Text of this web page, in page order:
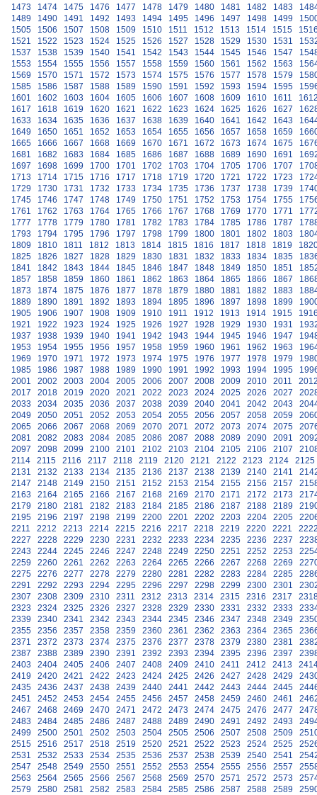
1473
1474 1475 1476 1477 1478 1479 1480 1481 1482 1483
1489
1490 1491 1492 1493 1494 1495 1496 1497 1498 1499
1505
1506 1507 1508 1509 1510 1511 1512 1513 1514 1515
1521
1522 1523 1524 1525 1526 1527 1528 1529 1530 1531
1537
1538 1539 1540 1541 1542 1543 1544 1545 1546 1547
1553
1554 1555 1556 1557 1558 1559 1560 1561 1562 1563
1569
1570 1571 1572 1573 1574 1575 1576 1577 1578 1579
1585
1586 1587 1588 1589 1590 1591 1592 1593 1594 1595
1601
1602 1603 1604 1605 1606 1607 1608 1609 1610 1611
1617
1618 1619 1620 1621 1622 1623 1624 1625 1626 1627
1633
1634 1635 1636 1637 1638 1639 1640 1641 1642 1643
1649
1650 1651 1652 1653 1654 1655 1656 1657 1658 1659
1665
1666 1667 1668 1669 1670 1671 1672 1673 1674 1675
1681
1682 1683 1684 1685 1686 1687 1688 1689 1690 1691
1697
1698 1699 1700 1701 1702 1703 1704 1705 1706 1707
1713
1714 1715 1716 1717 1718 1719 1720 1721 1722 1723
1729
1730 1731 1732 1733 1734 1735 1736 1737 1738 1739
1745
1746 1747 1748 1749 1750 1751 1752 1753 1754 1755
1761
1762 1763 1764 1765 1766 1767 1768 1769 1770 1771
1777
1778 1779 1780 1781 1782 1783 1784 1785 1786 1787
1793
1794 1795 1796 1797 1798 1799 1800 1801 1802 1803
1809
1810 1811 1812 1813 1814 1815 1816 1817 1818 1819
1825
1826 1827 1828 1829 1830 1831 1832 1833 1834 1835
1841
1842 1843 1844 1845 1846 1847 1848 1849 1850 1851
1857
1858 1859 1860 1861 1862 1863 1864 1865 1866 1867
1873
1874 1875 1876 1877 1878 1879 1880 1881 1882 1883
1889
1890 1891 1892 1893 1894 1895 1896 1897 1898 1899
1905
1906 1907 1908 1909 1910 1911 1912 1913 1914 1915
1921
1922 1923 1924 1925 1926 1927 1928 1929 1930 1931
1937
1938 1939 1940 1941 1942 1943 1944 1945 1946 1947
1953
1954 1955 1956 1957 1958 1959 1960 1961 1962 1963
1969
1970 1971 1972 1973 1974 1975 1976 1977 1978 1979
1985
1986 1987 1988 1989 1990 1991 1992 1993 1994 1995
2001
2002 2003 2004 2005 2006 2007 2008 2009 2010 2011
2017
2018 2019 2020 2021 2022 2023 2024 2025 2026 2027
2033
2034 2035 2036 2037 2038 2039 2040 2041 2042 2043
2049
2050 2051 2052 2053 2054 2055 2056 2057 2058 2059
2065
2066 2067 2068 2069 2070 2071 2072 2073 2074 2075
2081
2082 2083 2084 2085 2086 2087 2088 2089 2090 2091
2097
2098 2099 2100 2101 2102 2103 2104 2105 2106 2107
2114
2115 2116 2117 2118 2119 2120 2121 2122 2123 2124
2125
2131
2132 2133 2134 2135 2136 2137 2138 2139 2140 2141
2147
2148 2149 2150 2151 2152 2153 2154 2155 2156 2157
2163
2164 2165 2166 2167 2168 2169 2170 2171 2172 2173
2179
2180 2181 2182 2183 2184 2185 2186 2187 2188 2189
2195
2196 2197 2198 2199 2200 2201 2202 2203 2204 2205
2211
2212 2213 2214 2215 2216 2217 2218 2219 2220 2221
2227
2228 2229 2230 2231 2232 2233 2234 2235 2236 2237
2243
2244 2245 2246 2247 2248 2249 2250 2251 2252 2253
2259
2260 2261 2262 2263 2264 2265 2266 2267 2268 2269
2275
2276 2277 2278 2279 2280 2281 2282 2283 2284 2285
2291
2292 2293 2294 2295 2296 2297 2298 2299 2300 2301
2307
2308 2309 2310 2311 2312 2313 2314 2315 2316 2317
2323
2324 2325 2326 2327 2328 2329 2330 2331 2332 2333
2339
2340 2341 2342 2343 2344 2345 2346 2347 2348 2349
2355
2356 2357 2358 2359 2360 2361 2362 2363 2364 2365
2371
2372 2373 2374 2375 2376 2377 2378 2379 2380 2381
2387
2388 2389 2390 2391 2392 2393 2394 2395 2396 2397
2403
2404 2405 2406 2407 2408 2409 2410 2411 2412 2413
2419
2420 2421 2422 2423 2424 2425 2426 2427 2428 2429
2435
2436 2437 2438 2439 2440 2441 2442 2443 2444 2445
2451
2452 2453 2454 2455 2456 2457 2458 2459 2460 2461
2467
2468 2469 2470 2471 2472 2473 2474 2475 2476 2477
2483
2484 2485 2486 2487 2488 2489 2490 2491 2492 2493
2499
2500 2501 2502 2503 2504 2505 2506 2507 2508 2509
2515
2516 2517 2518 2519 2520 2521 2522 2523 2524 2525
2531
2532 2533 2534 2535 2536 2537 2538 2539 2540 2541
2547
2548 2549 2550 2551 2552 2553 2554 2555 2556 2557
2563
2564 2565 2566 2567 2568 2569 2570 2571 2572 2573
2579
2580 2581 2582 2583 2584 2585 2586 2587 2588 2589